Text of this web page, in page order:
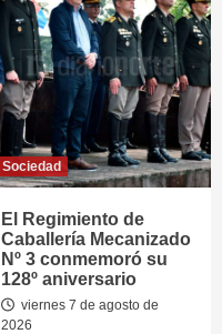
Sociedad
El Regimiento de
Caballería Mecanizado
Nº 3 conmemoró su
128º aniversario
viernes 7 de agosto de
2026